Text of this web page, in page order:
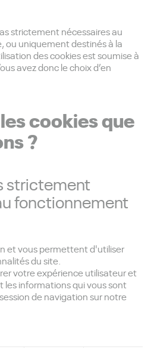
strictement nécessaires au
uniquement destinés à la
des cookies est soumise à
avez donc le choix d’en
cookies que
?
strictement
fonctionnement
et vous permettent d'utiliser
du site.
votre expérience utilisateur et
les informations qui vous sont
de navigation sur notre